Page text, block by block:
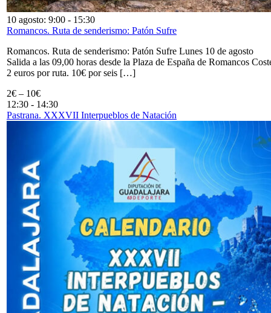
10 agosto: 9:00 - 15:30
Romancos. Ruta de senderismo: Patón Sufre
Romancos. Ruta de senderismo: Patón Sufre Lunes 10 de agosto
Salida a las 09,00 horas desde la Plaza de España de Romancos
2 euros por ruta. 10€ por seis […]
2€ – 10€
12:30 - 14:30
Pastrana. XXXVII Interpueblos de Natación